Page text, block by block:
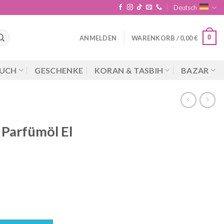
Deutsch
ANMELDEN WARENKORB /0,00€ 0
GESCHENKE KORAN & TASBIH BAZAR
El